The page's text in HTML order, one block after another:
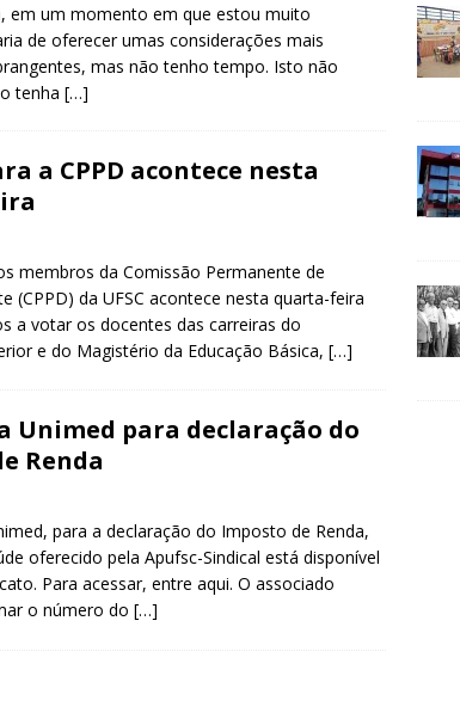
em um momento em que estou muito
de oferecer umas considerações mais
mas não tenho tempo. Isto não
tenha […]
a CPPD acontece nesta
membros da Comissão Permanente de
(CPPD) da UFSC acontece nesta quarta-feira
a votar os docentes das carreiras do
e do Magistério da Educação Básica, […]
Unimed para declaração do
Renda
para a declaração do Imposto de Renda,
oferecido pela Apufsc-Sindical está disponível
Para acessar, entre aqui. O associado
o número do […]